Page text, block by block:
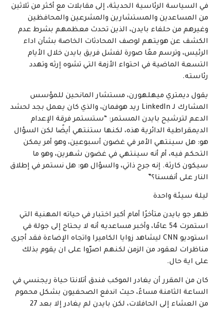
في السياسة الرئاسية الحديثة، إلى مقابلات مع أكثر من ثلاثين
من المساعدين والمستشارين والمشرعين والمحافظين
وغيرهم من حلفاء بايدن، الذين تحدث معظمهم بشرط عدم
الكشف عن هويتهم لوصف المحادثات الخاصة بشأن اداء
الرئيس، وترسم معًا صورة لفشل فريق بايدن خلال الأيام
التسعة الماضية في احتواء الأزمة التي تشوه إرثه وتهدد
رئاسته.
يقول ديمتري ميهلهورن، مستشار المانحين للمؤسس
المشارك لـ LinkedIn ريد هوفمان، والذي كان يعمل بجد لحشد
الدعم لترشيح بايدن المستمر: “ستستمر فرقة الإعدام
الديمقراطية الدائرية هذه، لكنها ستنتهي أيضًا لكن السؤال
هو: هل سينتهي الأمر في غضون أسبوعين، وهو أمر يمكن
التحكم فيه، أم أنه سينتهي في غضون شهرين، وهو ما
سيكون كارثة. إنه جرح ذاتي، والسؤال هو: هل نستمر في إطلاق
النار على أنفسنا؟”
ليلة سيئة واحدة
ظهر جو بايدن متأخرًا أمام أكبر اختبار في حياته المهنية التي
استمرت 54 عامًا، وأخبر مساعديه أنه لا يحتاج إلى جولة في
استوديو CNN ليشاهد زوايا الكاميرا واتجاه الإضاءة فقد أجرى
مناظرات لعقود من الزمن لكنهم اصرّوا على ان يقوم بذلك
على اية حال.
كان من المقرر أن يغادر الموكب فندق أتلانتا حياة ريجنسي في
الساعة الثامنة مساءً، حيث اندفع الصحفيون بشكل محموم
من العشاء إلى الحافلات، لكن بايدن لم يغادر إلا بعد 27